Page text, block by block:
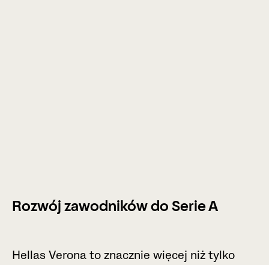
Rozwój zawodników do Serie A
Hellas Verona to znacznie więcej niż tylko